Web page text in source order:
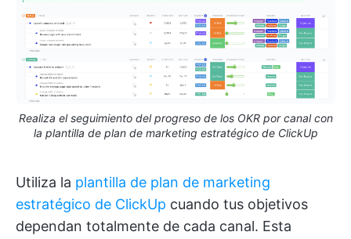
Realiza el seguimiento del progreso de los OKR por canal con
la plantilla de plan de marketing estratégico de ClickUp
Utiliza la plantilla de plan de marketing
estratégico de ClickUp cuando tus objetivos
dependan totalmente de cada canal. Esta